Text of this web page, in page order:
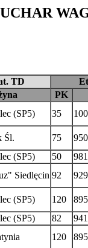
TD
PK
(SP5) 35
Śl. 75
(SP5) 50
Siedlęcin 92
(SP5) 120
(SP5) 82
120